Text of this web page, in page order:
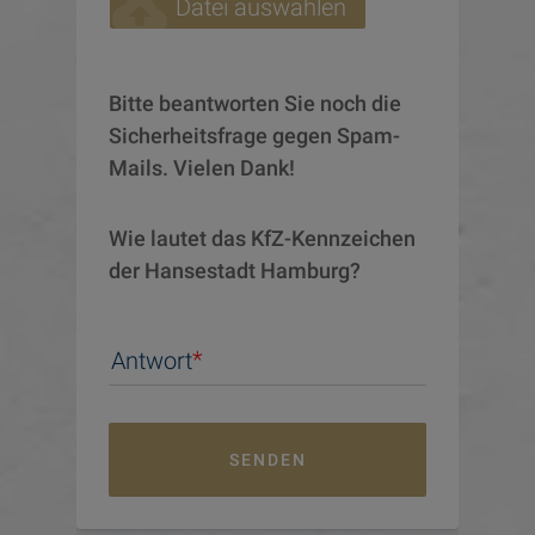
cloud_upload Datei auswählen
Bitte beantworten Sie noch die
Sicherheitsfrage gegen Spam-
Mails. Vielen Dank!
Wie lautet das KfZ-Kennzeichen
der Hansestadt Hamburg?
Antwort
SENDEN